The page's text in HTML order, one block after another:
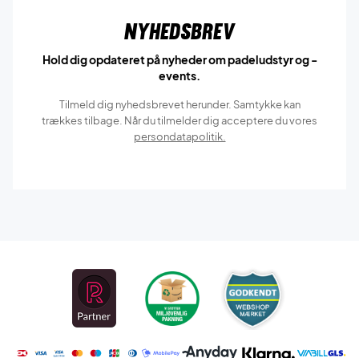
Nyhedsbrev
Hold dig opdateret på nyheder om padeludstyr og -
events.
Tilmeld dig nyhedsbrevet herunder. Samtykke kan
trækkes tilbage. Når du tilmelder dig acceptere du vores
persondatapolitik.